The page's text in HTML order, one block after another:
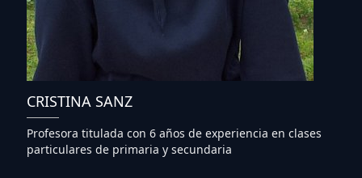
CRISTINA SANZ
Profesora titulada con 6 años de experiencia en clases
particulares de primaria y secundaria